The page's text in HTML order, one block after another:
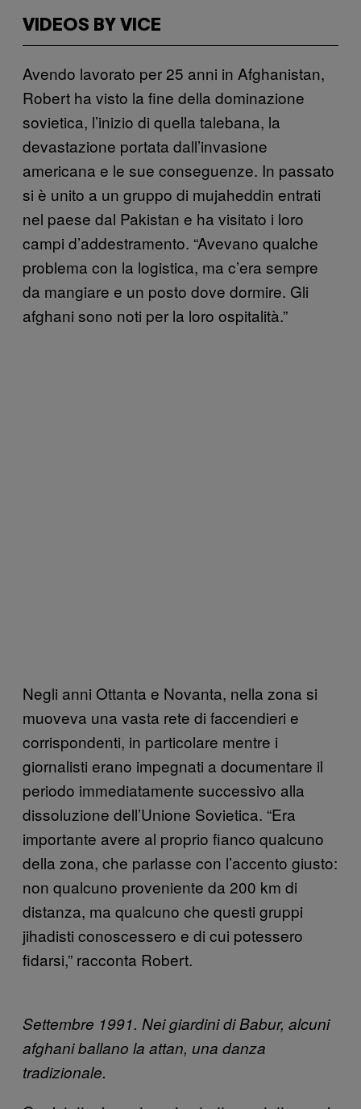
VIDEOS BY VICE
Avendo lavorato per 25 anni in Afghanistan,
Robert ha visto la fine della dominazione
sovietica, l’inizio di quella talebana, la
devastazione portata dall’invasione
americana e le sue conseguenze. In passato
si è unito a un gruppo di mujaheddin entrati
nel paese dal Pakistan e ha visitato i loro
campi d’addestramento. “Avevano qualche
problema con la logistica, ma c’era sempre
da mangiare e un posto dove dormire. Gli
afghani sono noti per la loro ospitalità.”
Negli anni Ottanta e Novanta, nella zona si
muoveva una vasta rete di faccendieri e
corrispondenti, in particolare mentre i
giornalisti erano impegnati a documentare il
periodo immediatamente successivo alla
dissoluzione dell’Unione Sovietica. “Era
importante avere al proprio fianco qualcuno
della zona, che parlasse con l’accento giusto:
non qualcuno proveniente da 200 km di
distanza, ma qualcuno che questi gruppi
jihadisti conoscessero e di cui potessero
fidarsi,” racconta Robert.
Settembre 1991. Nei giardini di Babur, alcuni
afghani ballano la attan, una danza
tradizionale.